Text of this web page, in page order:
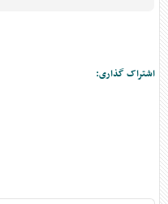
اشتراک گذاری: